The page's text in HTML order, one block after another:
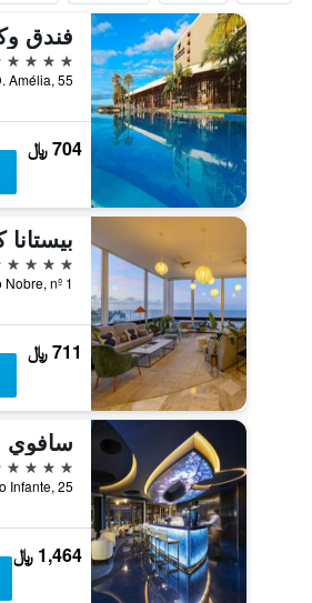
5 نجوم
704 ﷼
5 نجوم
711 ﷼
5 نجوم
1,464 ﷼